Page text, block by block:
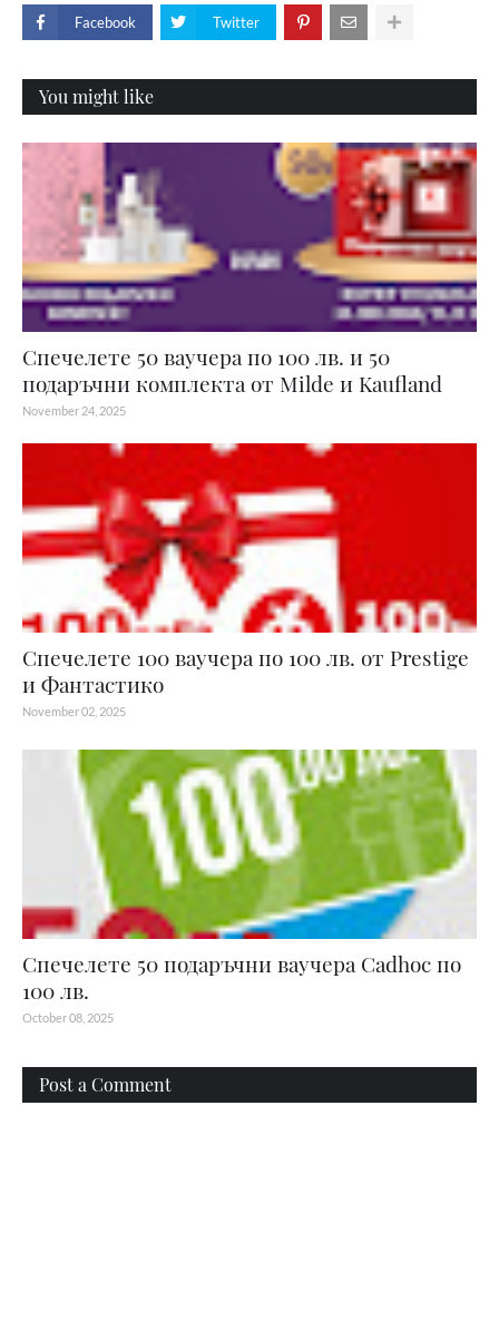
Facebook Twitter
You might like
Спечелете 50 ваучера по 100 лв. и 50
подаръчни комплекта от Milde и Kaufland
November 24, 2025
Спечелете 100 ваучера по 100 лв. от Prestige
и Фантастико
November 02, 2025
Спечелете 50 подаръчни ваучера Cadhoc по
100 лв.
October 08, 2025
Post a Comment